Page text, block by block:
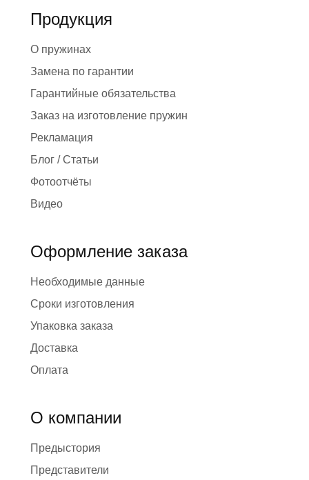
Продукция
О пружинах
Замена по гарантии
Гарантийные обязательства
Заказ на изготовление пружин
Рекламация
Блог / Статьи
Фотоотчёты
Видео
Оформление заказа
Необходимые данные
Сроки изготовления
Упаковка заказа
Доставка
Оплата
О компании
Предыстория
Представители